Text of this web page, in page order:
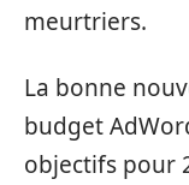
meurtriers.
La bonne
budget
objectifs pour